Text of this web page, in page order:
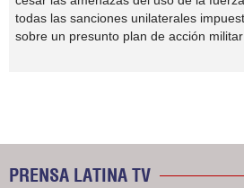
todas las sanciones unilaterales
sobre un presunto plan de acción
PRENSA LATINA TV